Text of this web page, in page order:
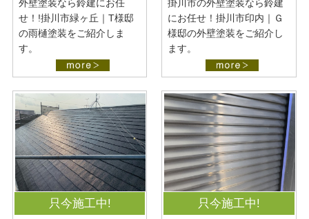
外壁塗装なら鈴建にお任
せ！!掛川市緑ヶ丘｜T様邸
の雨樋塗装をご紹介しま
す。
掛川市の外壁塗装なら鈴建
にお任せ！掛川市印内｜Ｇ
様邸の外壁塗装をご紹介し
ます。
只今施工中! 只今施工中!